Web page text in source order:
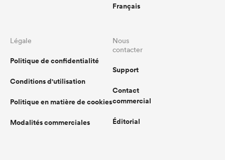
Français
Légale
Politique de confidentialité
Conditions d'utilisation
Politique en matière de cookies
Modalités commerciales
Nous
contacter
Support
Contact
commercial
Éditorial